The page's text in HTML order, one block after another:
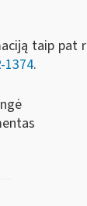
taip pat
1374.